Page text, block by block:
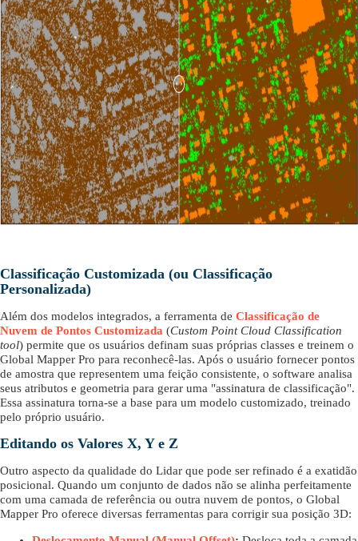
Classificação Customizada (ou Classificação
Personalizada)
Além dos modelos integrados, a ferramenta de Classificação de
Nuvem de Pontos Customizada (Custom Point Cloud Classification
tool) permite que os usuários definam suas próprias classes e treinem o
Global Mapper Pro para reconhecê-las. Após o usuário fornecer pontos
de amostra que representem uma feição consistente, o software analisa
seus atributos e geometria para gerar uma "assinatura de classificação".
Essa assinatura torna-se a base para um modelo customizado, treinado
pelo próprio usuário.
Editando os Valores X, Y e Z
Outro aspecto da qualidade do Lidar que pode ser refinado é a exatidão
posicional. Quando um conjunto de dados não se alinha perfeitamente
com uma camada de referência ou outra nuvem de pontos, o Global
Mapper Pro oferece diversas ferramentas para corrigir sua posição 3D: